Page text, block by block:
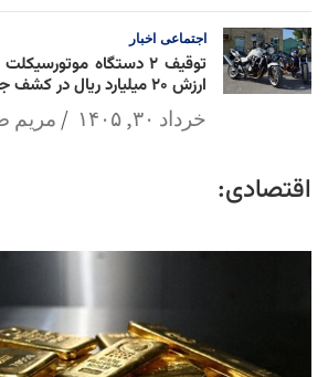
اجتماعی اخبار
توقیف ۲ دستگاه
ارزش ۲۰ میلیارد ریال در کشف جدید پلیس
خرداد ۳۰, ۱۴۰۵ مریم
اقتصادی: